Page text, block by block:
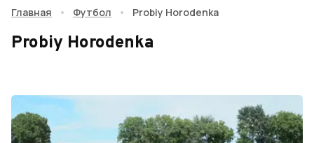
Главная • Футбол • Probiy Horodenka
Probiy Horodenka